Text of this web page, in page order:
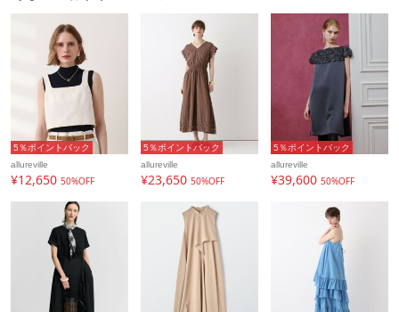
5％ポイントバック
allureville
¥12,650 50%OFF
5％ポイントバック
allureville
¥23,650 50%OFF
5％ポイントバック
allureville
¥39,600 50%OFF